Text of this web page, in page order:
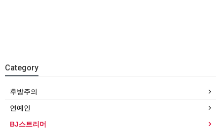
Category
후방주의
연예인
BJ스트리머